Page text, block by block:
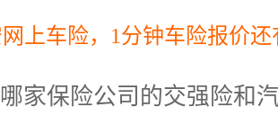
上车险，1分钟车险报价
哪家保险公司的交强险和